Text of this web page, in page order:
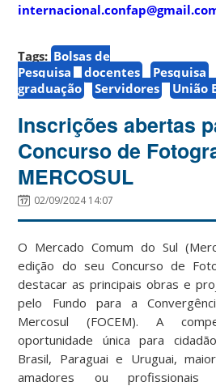
Tags: Bolsas de
Pesquisa
docentes Pesquisa
graduação
Servidores União
Inscrições abertas
Concurso de
MERCOSUL
02/09/2024 14:07
O Mercado Comum do Sul
edição do seu Concurso de
destacar as principais obras e
pelo Fundo para a
Mercosul (FOCEM). A
oportunidade única para
Brasil, Paraguai e Uruguai,
amadores ou profissionais